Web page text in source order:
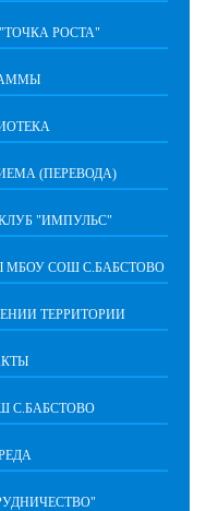
РОСТА"
(ПЕРЕВОДА)
"ИМПУЛЬС"
МБОУ СОШ С.БАБСТОВО
ТЕРРИТОРИИ
С.БАБСТОВО